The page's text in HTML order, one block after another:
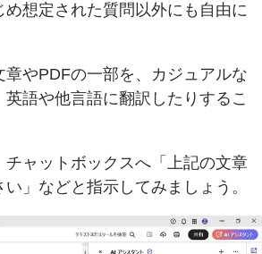
め想定された質問以外にも自由に
やPDFの一部を、カジュアルな
語や他言語に翻訳したりするこ
ャットボックスへ「上記の文章
」などと指示してみましょう。